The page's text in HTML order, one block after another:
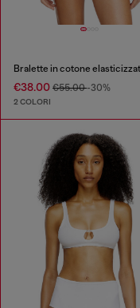
€38.00 €55.00-30%
2 COLORI